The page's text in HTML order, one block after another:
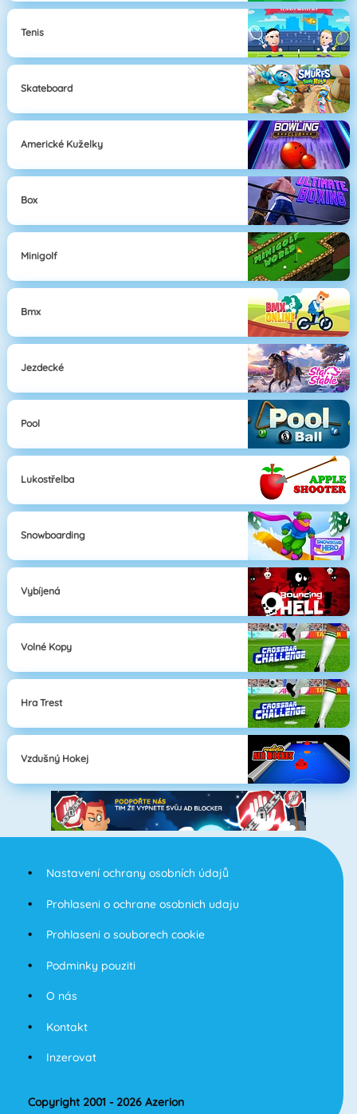
Tenis
Skateboard
Americké Kuželky
Box
Minigolf
Bmx
Jezdecké
Pool
Lukostřelba
Snowboarding
Vybíjená
Volné Kopy
Hra Trest
Vzdušný Hokej
Nastavení ochrany osobních údajů
Prohlaseni o ochrane osobnich udaju
Prohlaseni o souborech cookie
Podminky pouziti
O nás
Kontakt
Inzerovat
Copyright 2001 - 2026 Azerion